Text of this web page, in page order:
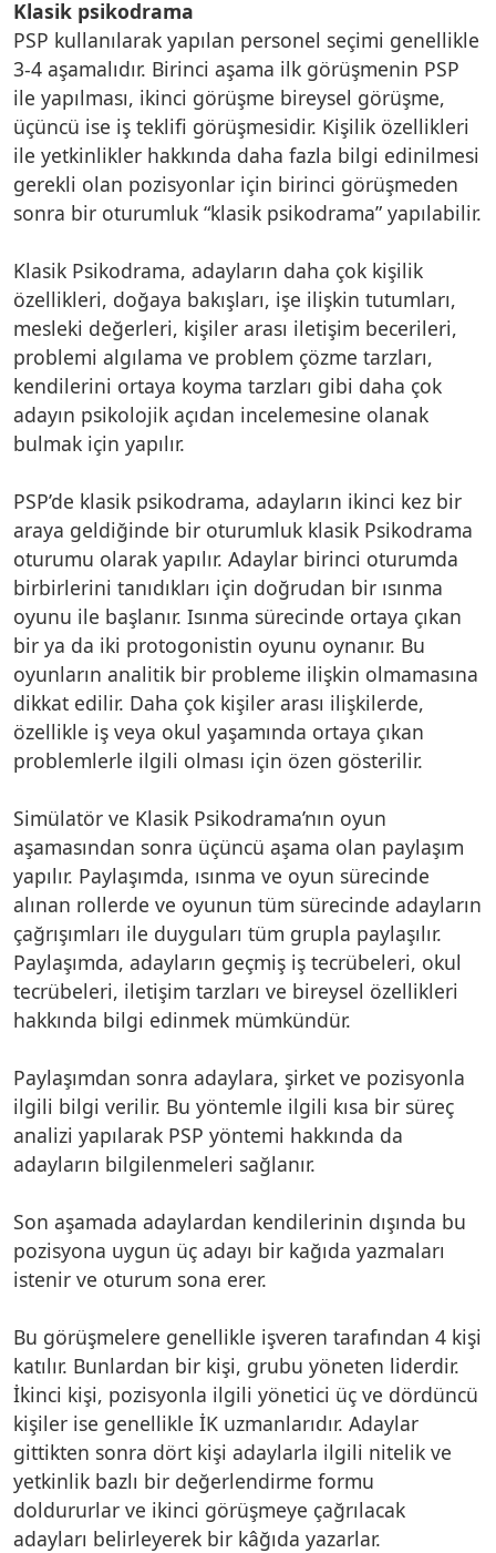
Klasik psikodrama
PSP kullanılarak yapılan personel seçimi genellikle
3-4 aşamalıdır. Birinci aşama ilk görüşmenin PSP
ile yapılması, ikinci görüşme bireysel görüşme,
üçüncü ise iş teklifi görüşmesidir. Kişilik özellikleri
ile yetkinlikler hakkında daha fazla bilgi edinilmesi
gerekli olan pozisyonlar için birinci görüşmeden
sonra bir oturumluk “klasik psikodrama” yapılabilir.
Klasik Psikodrama, adayların daha çok kişilik
özellikleri, doğaya bakışları, işe ilişkin tutumları,
mesleki değerleri, kişiler arası iletişim becerileri,
problemi algılama ve problem çözme tarzları,
kendilerini ortaya koyma tarzları gibi daha çok
adayın psikolojik açıdan incelemesine olanak
bulmak için yapılır.
PSP’de klasik psikodrama, adayların ikinci kez bir
araya geldiğinde bir oturumluk klasik Psikodrama
oturumu olarak yapılır. Adaylar birinci oturumda
birbirlerini tanıdıkları için doğrudan bir ısınma
oyunu ile başlanır. Isınma sürecinde ortaya çıkan
bir ya da iki protogonistin oyunu oynanır. Bu
oyunların analitik bir probleme ilişkin olmamasına
dikkat edilir. Daha çok kişiler arası ilişkilerde,
özellikle iş veya okul yaşamında ortaya çıkan
problemlerle ilgili olması için özen gösterilir.
Simülatör ve Klasik Psikodrama’nın oyun
aşamasından sonra üçüncü aşama olan paylaşım
yapılır. Paylaşımda, ısınma ve oyun sürecinde
alınan rollerde ve oyunun tüm sürecinde adayların
çağrışımları ile duyguları tüm grupla paylaşılır.
Paylaşımda, adayların geçmiş iş tecrübeleri, okul
tecrübeleri, iletişim tarzları ve bireysel özellikleri
hakkında bilgi edinmek mümkündür.
Paylaşımdan sonra adaylara, şirket ve pozisyonla
ilgili bilgi verilir. Bu yöntemle ilgili kısa bir süreç
analizi yapılarak PSP yöntemi hakkında da
adayların bilgilenmeleri sağlanır.
Son aşamada adaylardan kendilerinin dışında bu
pozisyona uygun üç adayı bir kağıda yazmaları
istenir ve oturum sona erer.
Bu görüşmelere genellikle işveren tarafından 4 kişi
katılır. Bunlardan bir kişi, grubu yöneten liderdir.
İkinci kişi, pozisyonla ilgili yönetici üç ve dördüncü
kişiler ise genellikle İK uzmanlarıdır. Adaylar
gittikten sonra dört kişi adaylarla ilgili nitelik ve
yetkinlik bazlı bir değerlendirme formu
doldururlar ve ikinci görüşmeye çağrılacak
adayları belirleyerek bir kâğıda yazarlar.